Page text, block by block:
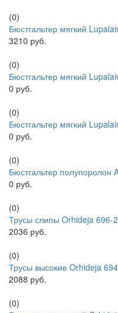
(0)
Бюстгальтер мягкий
3210 руб.
(0)
Бюстгальтер мягкий
0 руб.
(0)
Бюстгальтер мягкий
0 руб.
(0)
Бюстгальтер полупоролон
0 руб.
(0)
Трусы слипы Orhideja 696-
2036 руб.
(0)
Трусы высокие Orhideja
2088 руб.
(0)